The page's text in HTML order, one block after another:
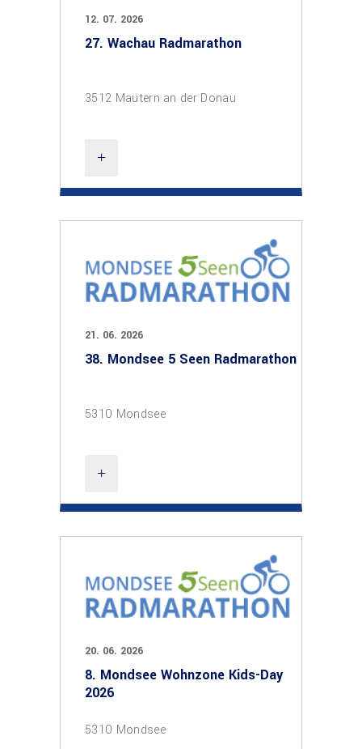
12. 07. 2026
27. Wachau Radmarathon
3512 Mautern an der Donau
21. 06. 2026
38. Mondsee 5 Seen Radmarathon
5310 Mondsee
20. 06. 2026
8. Mondsee Wohnzone Kids-Day
2026
5310 Mondsee